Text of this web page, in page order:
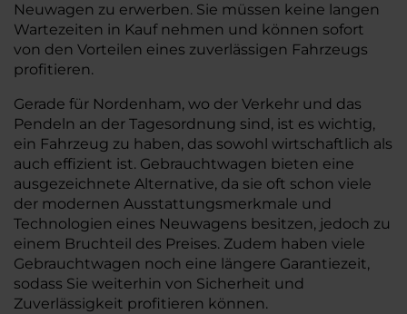
Neuwagen zu erwerben. Sie müssen keine langen
Wartezeiten in Kauf nehmen und können sofort
von den Vorteilen eines zuverlässigen Fahrzeugs
profitieren.
Gerade für Nordenham, wo der Verkehr und das
Pendeln an der Tagesordnung sind, ist es wichtig,
ein Fahrzeug zu haben, das sowohl wirtschaftlich als
auch effizient ist. Gebrauchtwagen bieten eine
ausgezeichnete Alternative, da sie oft schon viele
der modernen Ausstattungsmerkmale und
Technologien eines Neuwagens besitzen, jedoch zu
einem Bruchteil des Preises. Zudem haben viele
Gebrauchtwagen noch eine längere Garantiezeit,
sodass Sie weiterhin von Sicherheit und
Zuverlässigkeit profitieren können.